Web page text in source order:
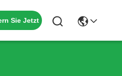
Sie Jetzt